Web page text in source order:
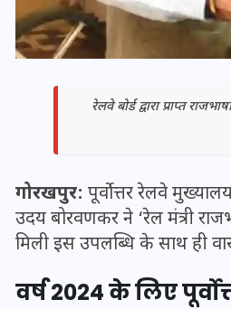
रेलवे बोर्ड द्वारा प्राप्त
गोरखपुर: पूर्वोत्तर रेलवे
उदय बोरवणकर ने ‘रेल मंत्री
मिली इस उपलब्धि के साथ ही
वर्ष 2024 के लिए